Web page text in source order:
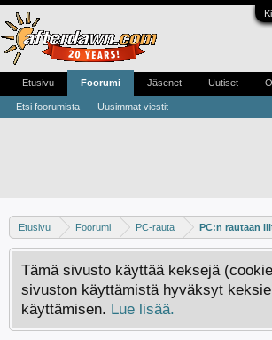
Etusivu Foorumi PC-rauta PC:n rautaan
Tämä sivusto käyttää keksejä
sivuston käyttämistä hyväksyt
käyttämisen. Lue lisää.
Etusivu Foorumi
Etsi foorumista Uusimmat viestit
Jäsenet Uutiset